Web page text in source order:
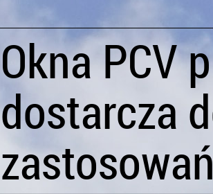
Okna PCV
dostarcza